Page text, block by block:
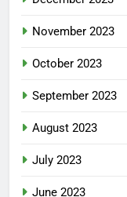
November 2023
October 2023
September 2023
August 2023
July 2023
June 2023